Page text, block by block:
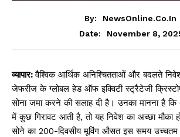
By:
NewsOnline.co.in
Date:
November 8,
व्यापार:वैश्विक आर्थिक अनिश्चितताओं और बदलते
जेफरीज के ग्लोबल हेड ऑफ इक्विटी स्ट्रैटेजी
सोना जमा करने की सलाह दी है। उनका मानना है
में कुछ गिरावट आती है, तो यह निवेश का अच्छा मौका
सोने का 200-दिवसीय मूविंग औसत इस समय उच्चतम